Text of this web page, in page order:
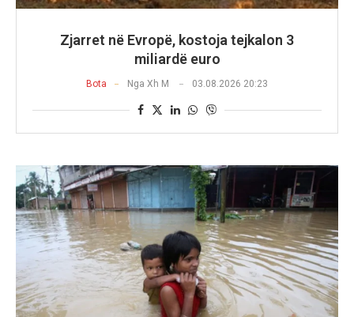
Zjarret në Evropë, kostoja tejkalon 3
miliardë euro
Bota Nga Xh M 03.08.2026 20:23